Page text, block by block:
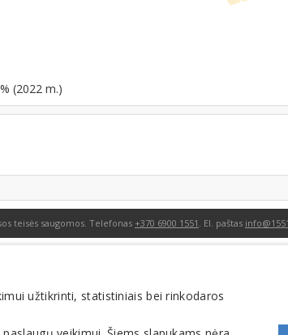
(2022 m.)
teisės saugomos. Telefonas +370 6900 1551 . El. paštas
užtikrinti, statistiniais bei rinkodaros